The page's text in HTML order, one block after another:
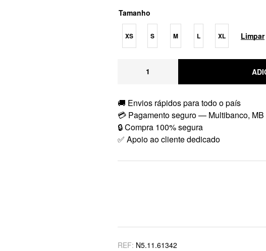
Tamanho
XS S M L XL Limpar
🚚 Envios rápidos para todo o país
💳 Pagamento seguro — Multibanco, MB
🔒 Compra 100% segura
✅ Apoio ao cliente dedicado
REF: N5.11.61342